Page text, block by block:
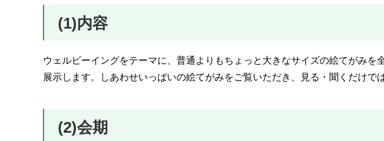
(1)内容
ウェルビーイングをテーマに、普通よりもちょっと大きなサイズの絵てがみ
展示します。しあわせいっぱいの絵てがみをご覧いただき、見る・聞くだけ
(2)会期